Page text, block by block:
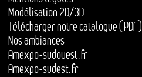
Modélisation 2D/3D
Télécharger notre catalogue (PDF)
Nos ambiances
Amexpo-sudouest.fr
Amexpo-sudest.fr